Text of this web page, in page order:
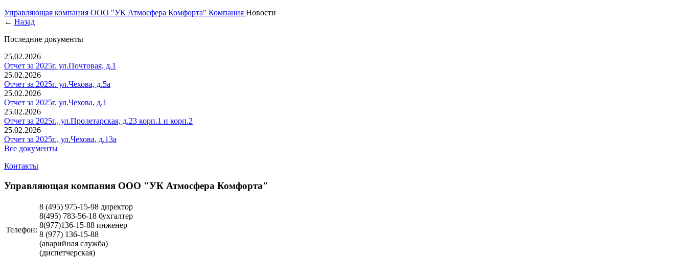
Управляющая компания ООО "УК Атмосфера Комфорта" Компания Новости
← Назад
Последние документы
25.02.2026
Отчет за 2025г. ул.Почтовая, д.1
25.02.2026
Отчет за 2025г. ул.Чехова, д.5а
25.02.2026
Отчет за 2025г. ул.Чехова, д.1
25.02.2026
Отчет за 2025г., ул.Пролетарская, д.23 корп.1 и корп.2
25.02.2026
Отчет за 2025г., ул.Чехова, д.13а
Все документы
Контакты
Управляющая компания ООО "УК Атмосфера Комфорта"
Телефон:
8 (495) 975-15-98 директор
8(495) 783-56-18 бухгалтер
8(977)136-15-88 инженер
8 (977) 136-15-88
(аварийная служба)
(диспетчерская)